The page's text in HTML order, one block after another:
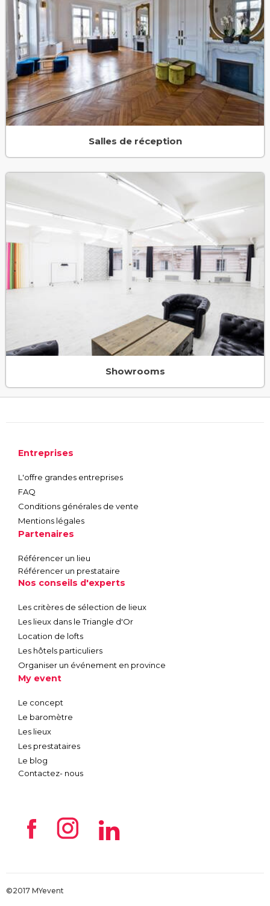
Salles de réception
Showrooms
Entreprises
L'offre grandes entreprises
FAQ
Conditions générales de vente
Mentions légales
Partenaires
Référencer un lieu
Référencer un prestataire
Nos conseils d'experts
Les critères de sélection de lieux
Les lieux dans le Triangle d'Or
Location de lofts
Les hôtels particuliers
Organiser un événement en province
My event
Le concept
Le baromètre
Les lieux
Les prestataires
Le blog
Contactez- nous
©2017 MYevent